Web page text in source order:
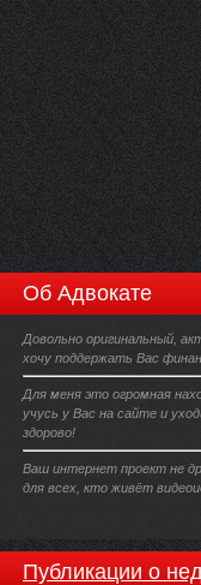
Об Адвокате
Довольно оригинальный,
хочу поддержать Вас
Для меня это огромная
учусь у Вас на сайте и
здорово!
Ваш интернет проект не
для всех, кто живёт
Публикации о